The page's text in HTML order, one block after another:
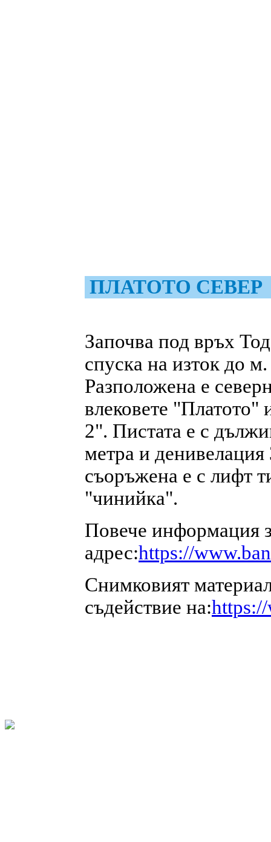
ПЛАТОТО СЕВЕР
Започва под връх
спуска на изток до
Разположена е
влековете "Платото"
2". Пистата е с
метра и денивелация
съоръжена е с лифт
"чинийка".
Повече информация
адрес:https://
Снимковият
съдействие на: